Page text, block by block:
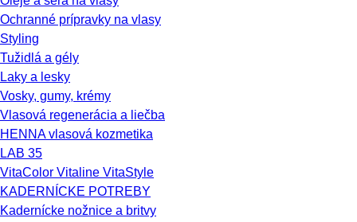
Ochranné prípravky na vlasy
Styling
Tužidlá a gély
Laky a lesky
Vosky, gumy, krémy
Vlasová regenerácia a liečba
HENNA vlasová kozmetika
LAB 35
VitaColor Vitaline VitaStyle
KADERNÍCKE POTREBY
Kadernícke nožnice a britvy